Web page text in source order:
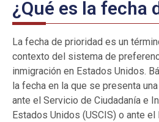
¿Qué es la fecha
La fecha de prioridad es un
contexto del sistema de
inmigración en Estados Unidos.
la fecha en la que se presenta
ante el Servicio de Ciudadanía e
Estados Unidos (USCIS) o ante